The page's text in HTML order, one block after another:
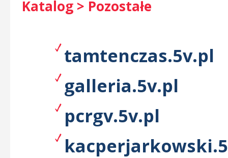
Katalog > Pozostałe
tamtenczas.5v.pl
galleria.5v.pl
pcrgv.5v.pl